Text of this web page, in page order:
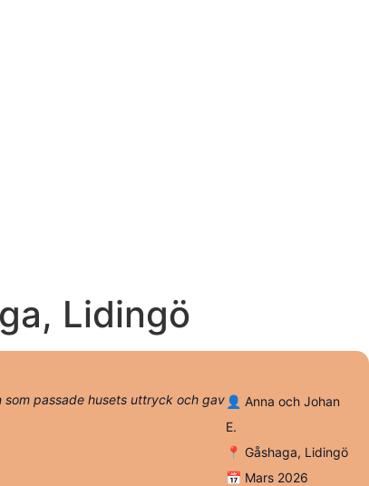
Lidingö
som passade husets uttryck och gav 👤 Anna och Johan
E.
📍 Gåshaga, Lidingö
📅 Mars 2026